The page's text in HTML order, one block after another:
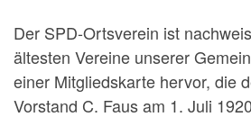
Der SPD-Ortsverein ist
ältesten Vereine unserer
einer Mitgliedskarte hervor, die
Vorstand C. Faus am 1. Juli